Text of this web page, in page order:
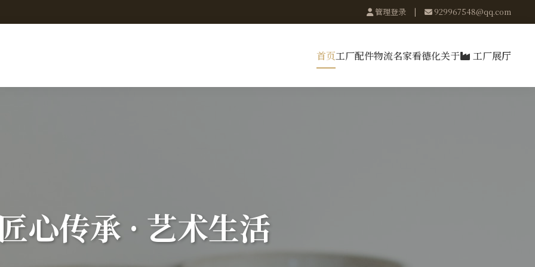
管理登录 | 929967548@qq.com
首页工厂配件物流名家看德化关于 工厂展厅
心传承 · 艺术生活
遗传承 · 大师风采